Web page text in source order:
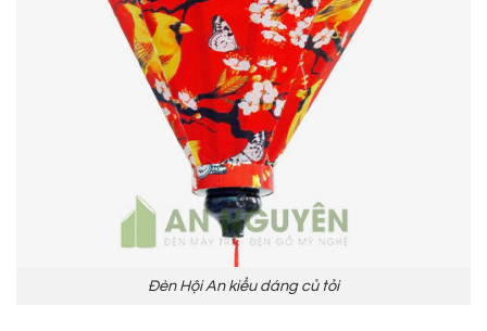
Đèn Hội An kiểu dáng củ tỏi